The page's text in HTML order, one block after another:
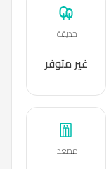
حديقة:
غير متوفر
مصعد: